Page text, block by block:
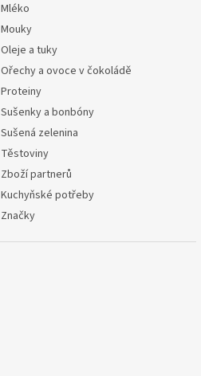
Mléko
Mouky
Oleje a tuky
Ořechy a ovoce v čokoládě
Proteiny
Sušenky a bonbóny
Sušená zelenina
Těstoviny
Zboží partnerů
Kuchyňské potřeby
Značky